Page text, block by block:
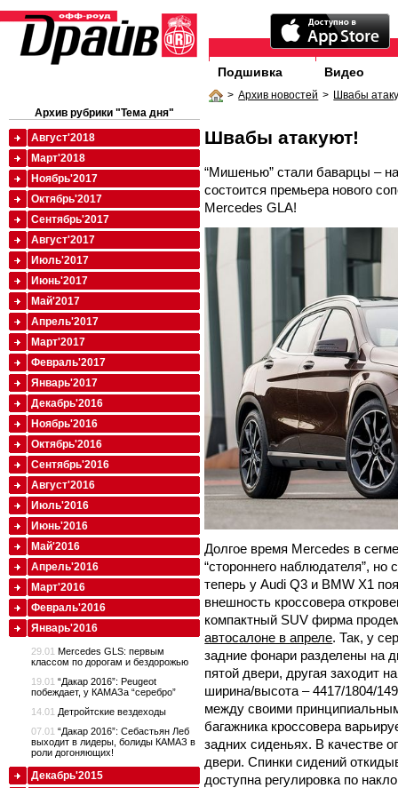
Подшивка Видео
> Архив новостей > Швабы
Швабы атакуют!
“Мишенью” стали баварцы –
состоится премьера нового
Mercedes GLA!
Долгое время Mercedes в
“стороннего наблюдателя”,
теперь у Audi Q3 и BMW X1
внешность кроссовера
компактный SUV фирма
автосалоне в апреле. Так, у
задние фонари разделены на
пятой двери, другая заходит
ширина/высота – 4417/1804/
между своими
багажника кроссовера
задних сиденьях. В качестве
двери. Спинки сидений
доступна регулировка по
Архив рубрики "Тема дня"
Август'2018
Март'2018
Ноябрь'2017
Октябрь'2017
Сентябрь'2017
Август'2017
Июль'2017
Июнь'2017
Май'2017
Апрель'2017
Март'2017
Февраль'2017
Январь'2017
Декабрь'2016
Ноябрь'2016
Октябрь'2016
Сентябрь'2016
Август'2016
Июль'2016
Июнь'2016
Май'2016
Апрель'2016
Март'2016
Февраль'2016
Январь'2016
29.01 Mercedes GLS: первым
классом по дорогам и бездорожью
19.01 “Дакар 2016”: Peugeot
побеждает, у КАМАЗа “серебро”
14.01 Детройтские вездеходы
07.01 “Дакар 2016”: Себастьян Леб
выходит в лидеры, болиды КАМАЗ в
роли догоняющих!
Декабрь'2015